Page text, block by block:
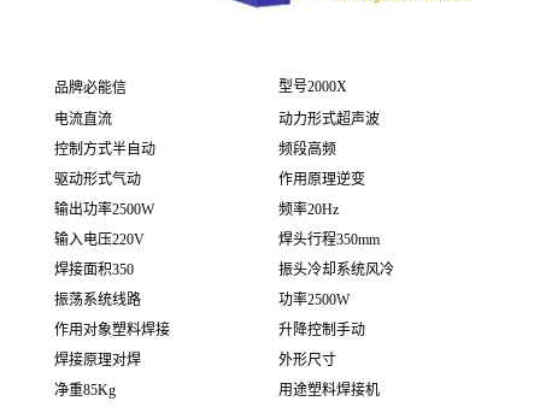
品牌必能信 型号2000X
电流直流 动力形式超声波
控制方式半自动 频段高频
驱动形式气动 作用原理逆变
输出功率2500W 频率20Hz
输入电压220V 焊头行程350mm
焊接面积350 振头冷却系统风冷
振荡系统线路 功率2500W
作用对象塑料焊接 升降控制 手动
焊接原理对焊
外形尺寸
净重85Kg 用途塑料焊接机